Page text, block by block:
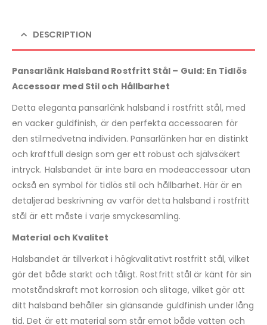
DESCRIPTION
Pansarlänk Halsband Rostfritt Stål – Guld: En Tidlös
Accessoar med Stil och Hållbarhet
Detta eleganta pansarlänk halsband i rostfritt stål, med
en vacker guldfinish, är den perfekta accessoaren för
den stilmedvetna individen. Pansarlänken har en distinkt
och kraftfull design som ger ett robust och självsäkert
intryck. Halsbandet är inte bara en modeaccessoar utan
också en symbol för tidlös stil och hållbarhet. Här är en
detaljerad beskrivning av varför detta halsband i rostfritt
stål är ett måste i varje smyckesamling.
Material och Kvalitet
Halsbandet är tillverkat i högkvalitativt rostfritt stål, vilket
gör det både starkt och tåligt. Rostfritt stål är känt för sin
motståndskraft mot korrosion och slitage, vilket gör att
ditt halsband behåller sin glänsande guldfinish under lång
tid. Det är ett material som står emot både vatten och